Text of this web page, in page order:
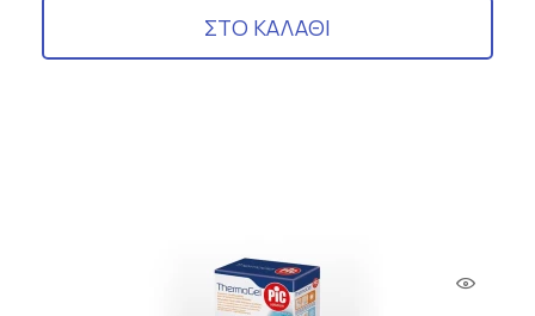
ΣΤΟ ΚΑΛΑΘΙ